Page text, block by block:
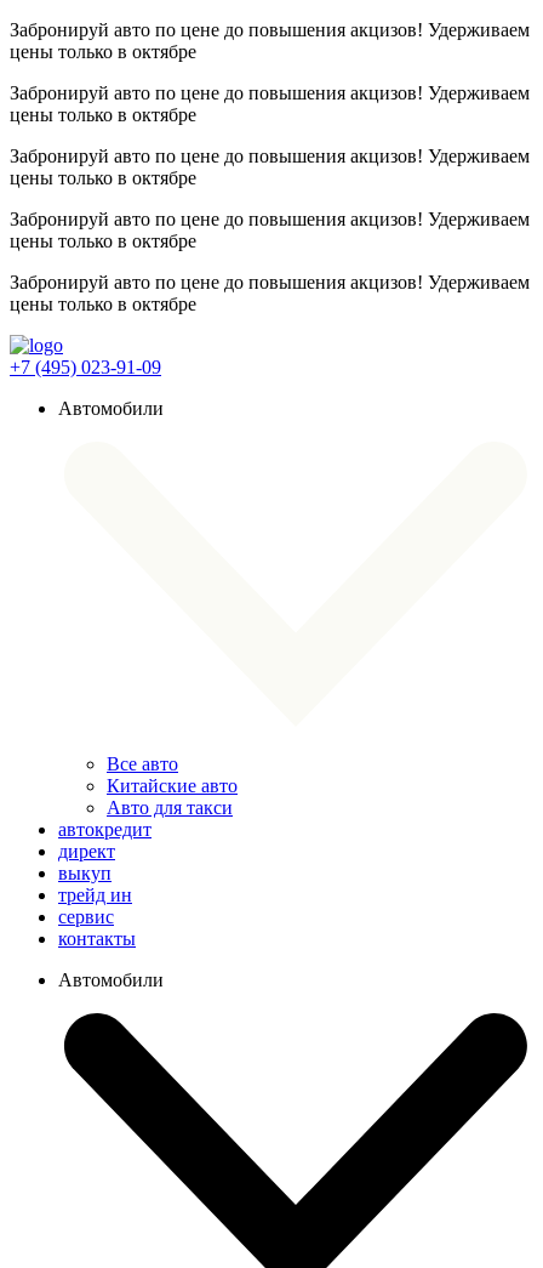
Забронируй авто по цене до повышения акцизов! Удерживаем
цены только в октябре
Забронируй авто по цене до повышения акцизов! Удерживаем
цены только в октябре
Забронируй авто по цене до повышения акцизов! Удерживаем
цены только в октябре
Забронируй авто по цене до повышения акцизов! Удерживаем
цены только в октябре
Забронируй авто по цене до повышения акцизов! Удерживаем
цены только в октябре
+7 (495) 023-91-09
Автомобили
Все авто
Китайские авто
Авто для такси
автокредит
директ
выкуп
трейд ин
сервис
контакты
Автомобили